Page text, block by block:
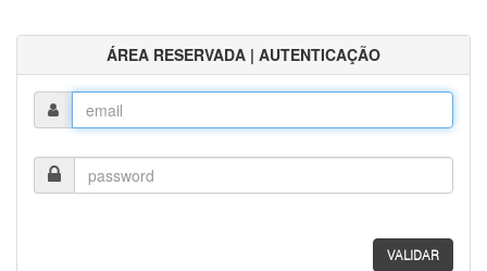
ÁREA RESERVADA | AUTENTICAÇÃO
Login
Password
VALIDAR